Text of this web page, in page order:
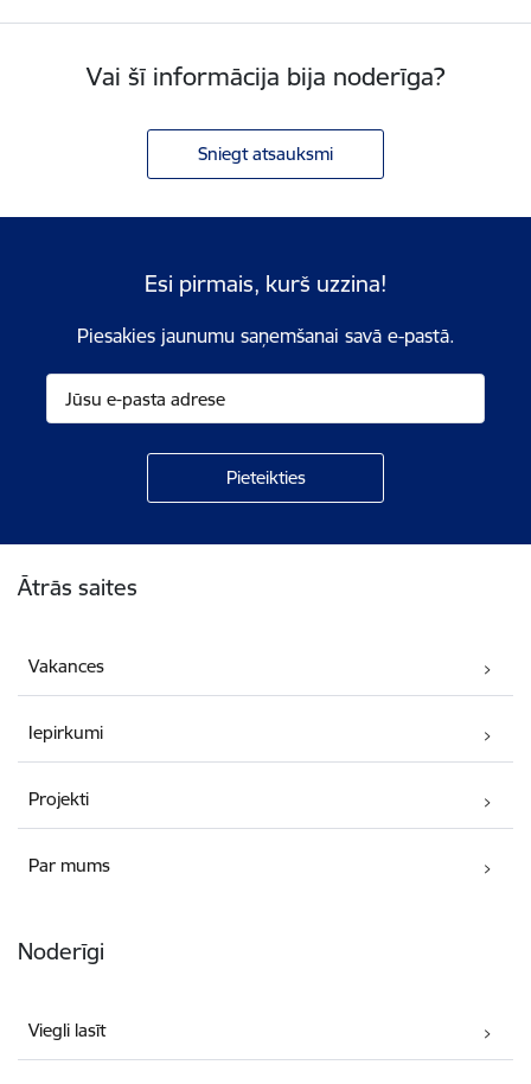
Vai šī informācija bija noderīga?
Sniegt atsauksmi
Esi pirmais, kurš uzzina!
Piesakies jaunumu saņemšanai savā e-pastā.
Ātrās saites
Vakances
Iepirkumi
Projekti
Par mums
Noderīgi
Viegli lasīt